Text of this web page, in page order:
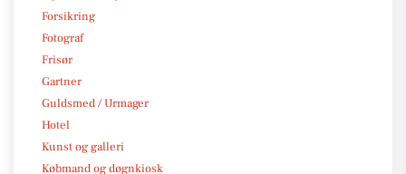
Forsikring
Fotograf
Frisør
Gartner
Guldsmed / Urmager
Hotel
Kunst og galleri
Købmand og døgnkiosk